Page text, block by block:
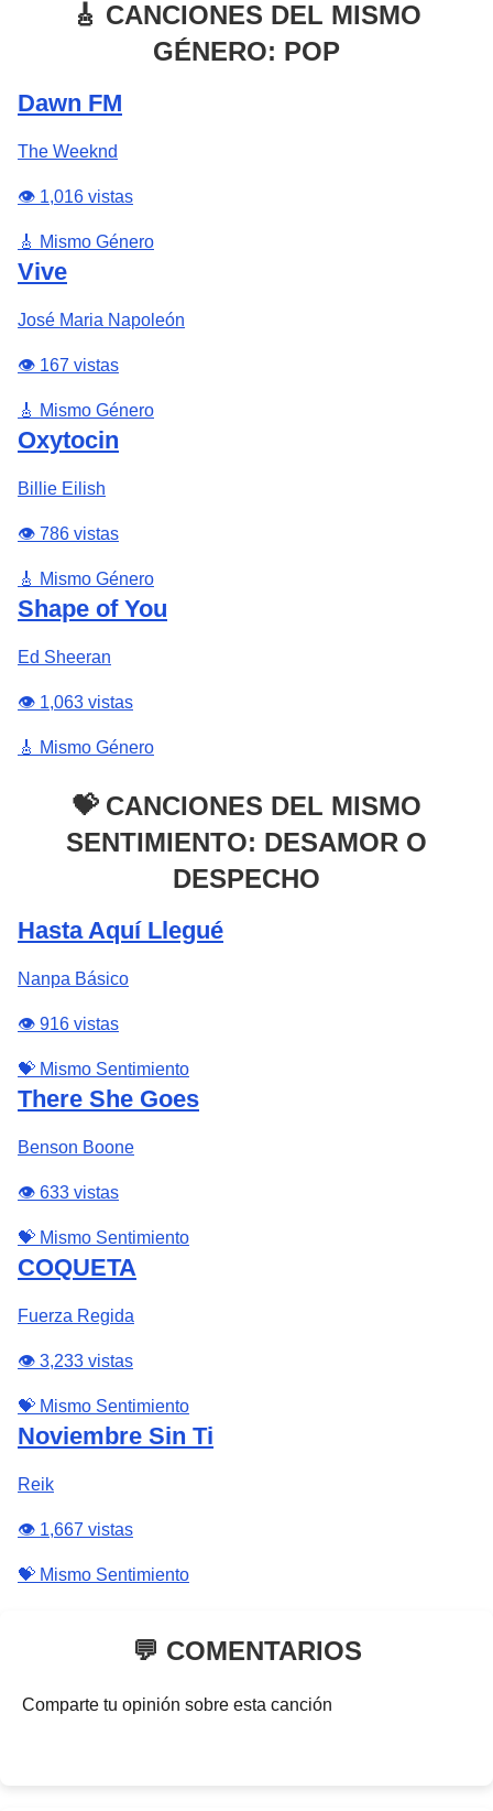
🎸 CANCIONES DEL MISMO
GÉNERO: POP
Dawn FM
The Weeknd
👁️ 1,016 vistas
🎸 Mismo Género
Vive
José Maria Napoleón
👁️ 167 vistas
🎸 Mismo Género
Oxytocin
Billie Eilish
👁️ 786 vistas
🎸 Mismo Género
Shape of You
Ed Sheeran
👁️ 1,063 vistas
🎸 Mismo Género
💝 CANCIONES DEL MISMO
SENTIMIENTO: DESAMOR O
DESPECHO
Hasta Aquí Llegué
Nanpa Básico
👁️ 916 vistas
💝 Mismo Sentimiento
There She Goes
Benson Boone
👁️ 633 vistas
💝 Mismo Sentimiento
COQUETA
Fuerza Regida
👁️ 3,233 vistas
💝 Mismo Sentimiento
Noviembre Sin Ti
Reik
👁️ 1,667 vistas
💝 Mismo Sentimiento
💬 COMENTARIOS
Comparte tu opinión sobre esta canción